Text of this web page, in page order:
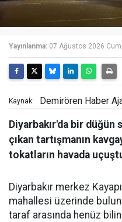
Yayınlanma: 07 Ağustos 2026
Kaynak: Demirören Haber
Diyarbakır'da bir düğün
çıkan tartışmanın
tokatların havada
Diyarbakır merkez
mahallesi üzerinde
taraf arasında henüz